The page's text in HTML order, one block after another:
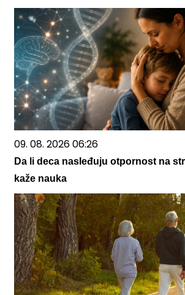
09. 08. 2026 06:26
Da li deca nasleđuju otpornost na
kaže nauka